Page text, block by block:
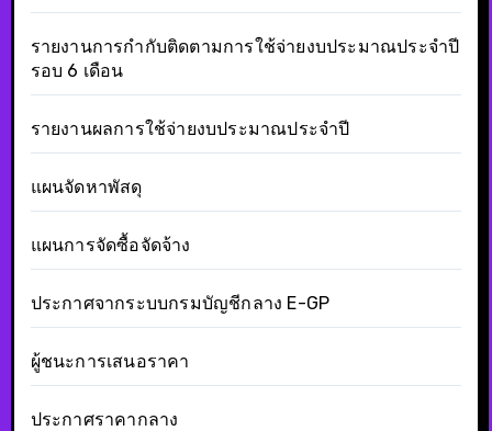
รายงานการกำกับติดตามการใช้จ่ายงบประมาณประจำปี
รอบ 6 เดือน
รายงานผลการใช้จ่ายงบประมาณประจำปี
แผนจัดหาพัสดุ
แผนการจัดซื้อจัดจ้าง
ประกาศจากระบบกรมบัญชีกลาง E-GP
ผู้ชนะการเสนอราคา
ประกาศราคากลาง